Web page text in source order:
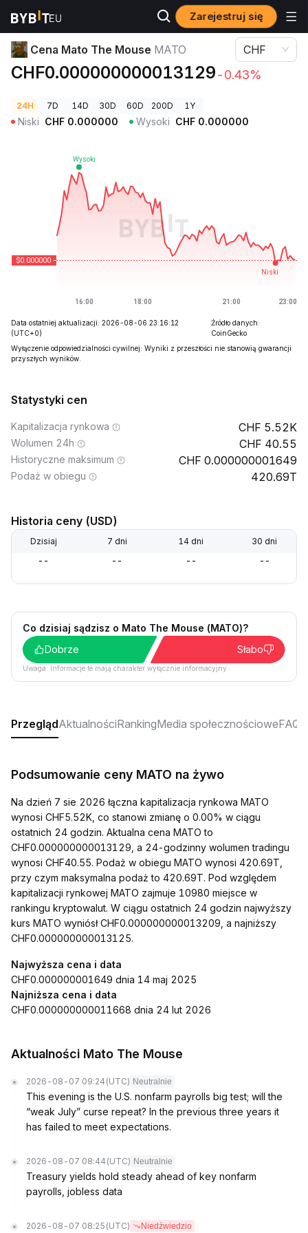
Zarejestruj się
Ceny kryptowalut Cena Mato The Mouse MATO
Cena Mato The Mouse MATO
CHF0.000000000013129-0.43%
CHF
24H 7D 14D 30D 60D 200D 1Y
Niski CHF 0.000000 Wysoki CHF 0.000000
Data ostatniej aktualizacji: 2026-08-06 23:16:12
(UTC+0)
Źródło danych:
CoinGecko
Wyłączenie odpowiedzialności cywilnej: Wyniki z przeszłości nie stanowią gwarancji
przyszłych wyników.
Statystyki cen
Kapitalizacja rynkowa 5.52K
Wolumen 24h 40.55
Historyczne maksimum 0.000000001649
Podaż w obiegu 420.69T
Historia ceny (USD)
Dzisiaj 7 dni 14 dni 30 dni
-- -- -- --
Co dzisiaj sądzisz o Mato The Mouse (MATO)?
Dobrze
Słabo
Uwaga: Informacje te mają charakter wyłącznie informacyjny.
PrzeglądAktualnościRankingMedia społecznościoweFAQ
Podsumowanie ceny MATO na żywo
Na dzień 7 sie 2026 łączna kapitalizacja rynkowa MATO
wynosi CHF5.52K, co stanowi zmianę o 0.00% w ciągu
ostatnich 24 godzin. Aktualna cena MATO to
CHF0.000000000013129, a 24-godzinny wolumen tradingu
wynosi CHF40.55. Podaż w obiegu MATO wynosi 420.69T,
przy czym maksymalna podaż to 420.69T. Pod względem
kapitalizacji rynkowej MATO zajmuje 10980 miejsce w
rankingu kryptowalut. W ciągu ostatnich 24 godzin najwyższy
kurs MATO wyniósł CHF0.000000000013209, a najniższy
CHF0.000000000013125.
Najwyższa cena i data
CHF0.000000001649 dnia 14 maj 2025
Najniższa cena i data
CHF0.000000000011668 dnia 24 lut 2026
Aktualności Mato The Mouse
2026-08-07 09:24 (UTC) Neutralnie
This evening is the U.S. nonfarm payrolls big test; will the
“weak July” curse repeat? In the previous three years it
has failed to meet expectations.
2026-08-07 08:44 (UTC) Neutralnie
Treasury yields hold steady ahead of key nonfarm
payrolls, jobless data
2026-08-07 08:25 (UTC) Niedźwiedzio